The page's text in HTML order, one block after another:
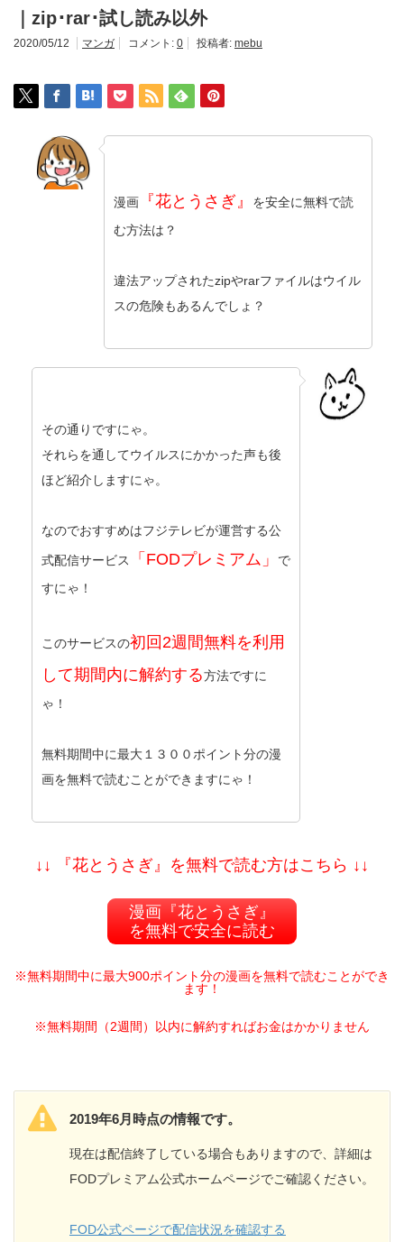
｜zip･rar･試し読み以外
2020/05/12 マンガ コメント: 0 投稿者: mebu
漫画 『花とうさぎ』
を安全に無料で読
む方法は？
違法アップされたzipやrarファイルはウイル
スの危険もあるんでしょ？
その通りですにゃ。
それらを通してウイルスにかかった声も後
ほど紹介しますにゃ。
なのでおすすめはフジテレビが運営する公
式配信サービス 「FODプレミアム」
で
すにゃ！
このサービスの初回2週間無料を利用
して期間内に解約する方法ですに
ゃ！
無料期間中に最大１３００ポイント分の漫
画を無料で読むことができますにゃ！
↓↓ 『花とうさぎ』を無料で読む方はこちら ↓↓
漫画『花とうさぎ』
を無料で安全に読む
※無料期間中に最大900ポイント分の漫画を無料で読むことができ
ます！
※無料期間（2週間）以内に解約すればお金はかかりません
2019年6月時点の情報です。
現在は配信終了している場合もありますので、詳細は
FODプレミアム公式ホームページでご確認ください。
FOD公式ページで配信状況を確認する